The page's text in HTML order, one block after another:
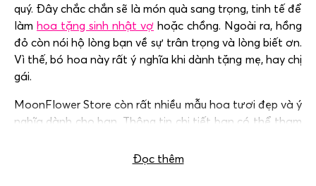
quý. Đây chắc chắn sẽ là món quà sang trọng, tinh tế để
làm hoa tặng sinh nhật vợ hoặc chồng. Ngoài ra, hồng
đỏ còn nói hộ lòng bạn về sự trân trọng và lòng biết ơn.
Vì thế, bó hoa này rất ý nghĩa khi dành tặng mẹ, hay chị
gái.
MoonFlower Store còn rất nhiều mẫu hoa tươi đẹp và ý
nghĩa dành cho bạn. Thông tin chi tiết bạn có thể tham
Đọc thêm